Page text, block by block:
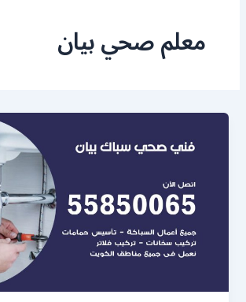
معلم صحي بيان